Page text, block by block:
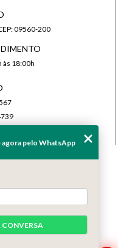
09560-200
às 18:00h
agora pelo WhatsApp